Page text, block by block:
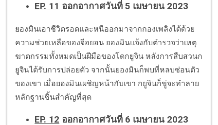
EP. 11 ออกอากาศวันที่ 5 เมษายน 2023
ยองมินเอาชีวิตรอดและหนีออกมาจากกองเพลิงได้ด้วย
ความช่วยเหลือของจีฮยอน ยองมินแจ้งกับตำรวจว่าเหตุ
ฆาตกรรมทั้งหมดเป็นฝีมือของโดกยูจิน หลังการสืบสวนก
ยูจินได้รับการปล่อยตัว จากนั้นยองมินก็พบที่หลบซ่อนตัว
ของเขา เมื่อยองมินเผชิญหน้ากับเขา กยูจินก็ขู่จะทำลาย
หลักฐานชิ้นสำคัญที่สุด
EP. 12 ออกอากาศวันที่ 6 เมษายน 2023